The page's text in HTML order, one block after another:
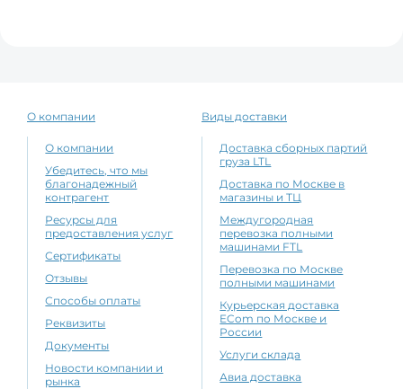
О компании
О компании
Убедитесь, что мы
благонадежный
контрагент
Ресурсы для
предоставления услуг
Сертификаты
Отзывы
Способы оплаты
Реквизиты
Документы
Новости компании и
рынка
Виды доставки
Доставка сборных партий
груза LTL
Доставка по Москве в
магазины и ТЦ
Междугородная
перевозка полными
машинами FTL
Перевозка по Москве
полными машинами
Курьерская доставка
ECom по Москве и
России
Услуги склада
Авиа доставка